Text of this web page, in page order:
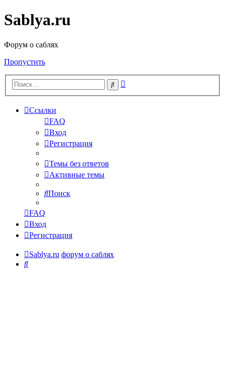
Sablya.ru
Форум о саблях
Пропустить
Поиск
Ссылки
FAQ
Вход
Регистрация
Темы без ответов
Активные темы
Поиск
FAQ
Вход
Регистрация
Sablya.ru форум о саблях
Поиск